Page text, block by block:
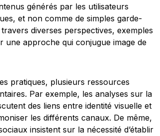
générés par les utilisateurs
et non comme de simples garde-
diverses perspectives, exemples
une approche qui conjugue image de
pratiques, plusieurs ressources
Par exemple, les analyses sur la
des liens entre identité visuelle et
les différents canaux. De même,
insistent sur la nécessité d’établir